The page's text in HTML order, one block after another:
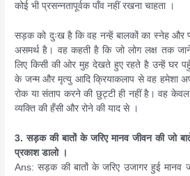
कोई भी प्रसन्नतापूर्वक पाँव नहीं रखना चाहता ।
सड़क को दुःख है कि वह नन्हें बालकों का स्नेह और
असमर्थ है। वह कहती है कि जो लोग लक्ष तक
लिए किसी की ओर मुह देखते हुए रहते है उन्हें घर
के जन्म और मृत्यु आदि क्रियाकलाप से वह हमेशा
रोक या संताप करने की छुट्टी ही नहीं है। वह केवल
व्यक्ति की हँसी और रोने की याद से ।
3. सड़क की बातों के जरिए मानव जीवन की जो
प्रकाश डालो ।
Ans: सड़क की बातों के जरिए उजागर हुई मानव